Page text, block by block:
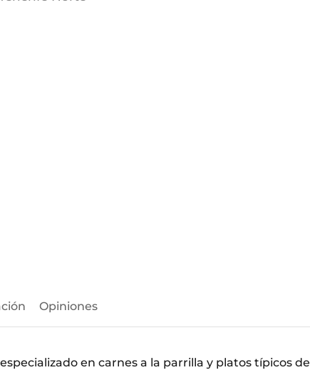
Opiniones
en carnes a la parrilla y platos típicos de